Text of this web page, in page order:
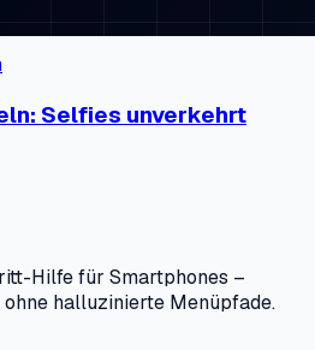
Selfies unverkehrt
Hilfe für Smartphones –
halluzinierte Menüpfade.